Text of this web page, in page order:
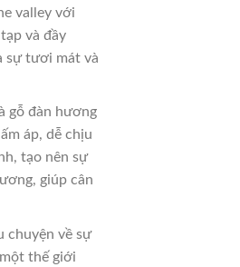
valley với
và đầy
sự tươi mát và
gỗ đàn hương
áp, dễ chịu
tạo nên sự
giúp cân
chuyện về sự
thế giới